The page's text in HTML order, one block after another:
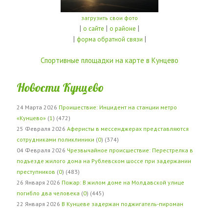
загрузить свои фото
| о сайте | о районе |
| форма обратной связи |
Спортивные площадки на карте в Кунцево
Новости Кунцево
24 Марта 2026 Проишествие: Инцидент на станции метро
«Кунцево» (1 ) (472)
25 Февраля 2026 Аферисты в мессенджерах представляются
сотрудниками поликлиники (0) (374)
04 Февраля 2026 Чрезвычайное происшествие: Перестрелка в
подъезде жилого дома на Рублевском шоссе при задержании
преступников (0) (483)
26 Января 2026 Пожар: В жилом доме на Молдавской улице
погибло два человека (0) (445)
22 Января 2026 В Кунцеве задержан поджигатель-пироман